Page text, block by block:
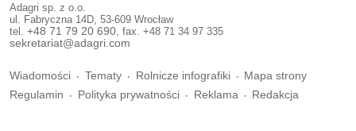
Adagri sp. z o.o.
ul. Fabryczna 14D, 53-609 Wrocław
tel. +48 71 79 20 690 , fax. +48 71 34 97 335
sekretariat@adagri.com
Wiadomości Tematy Rolnicze infografiki
Mapa strony
Regulamin
Polityka prywatności Reklama Redakcja